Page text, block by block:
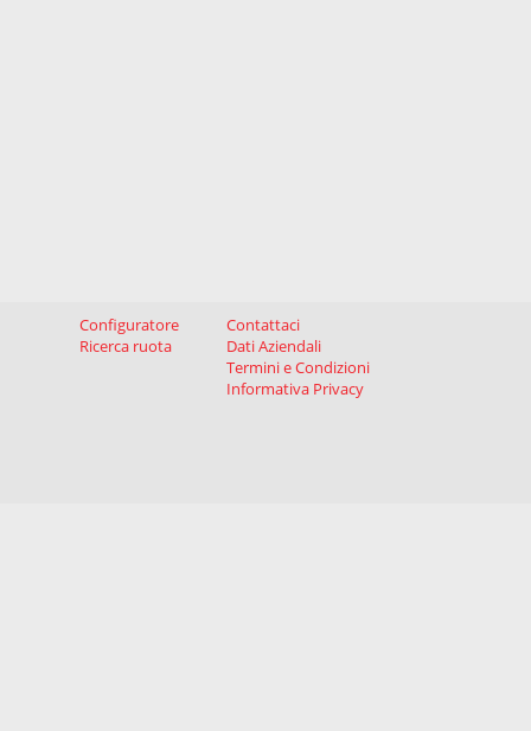
Configuratore
Ricerca ruota
Contattaci
Dati Aziendali
Termini e Condizioni
Informativa Privacy